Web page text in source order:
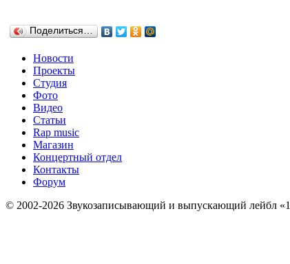
Поделиться…
Новости
Проекты
Студия
Фото
Видео
Статьи
Rap music
Магазин
Концертный отдел
Контакты
Форум
© 2002-2026 Звукозаписывающий и выпускающий лейбл